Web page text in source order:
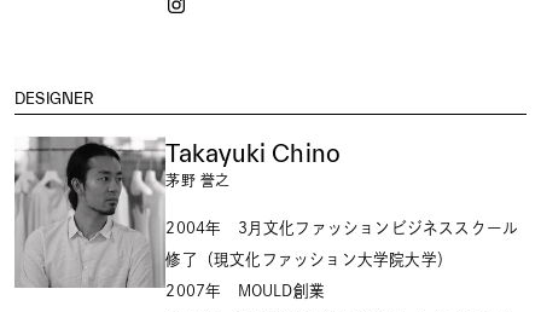
DESIGNER
Takayuki Chino
茅野 誉之
2004年 3月文化ファッションビジネススクール
修了（現文化ファッション大学院大学）
2007年 MOULD創業